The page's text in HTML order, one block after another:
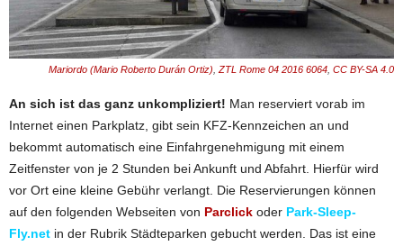
Mariordo (Mario Roberto Durán Ortiz) ZTL Rome 04 2016 6064 CC BY-SA 4.0
An sich ist das ganz unkompliziert! Man reserviert vorab im
Internet einen Parkplatz, gibt sein KFZ-Kennzeichen an und
bekommt automatisch eine Einfahrgenehmigung mit einem
Zeitfenster von je 2 Stunden bei Ankunft und Abfahrt. Hierfür wird
vor Ort eine kleine Gebühr verlangt. Die Reservierungen können
auf den folgenden Webseiten von Parclick oder Park-Sleep-
Fly.net in der Rubrik Städteparken gebucht werden. Das ist eine